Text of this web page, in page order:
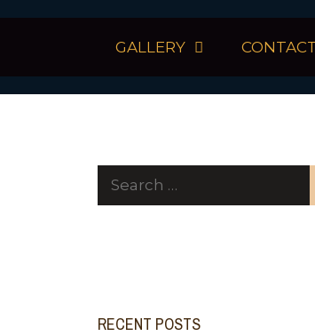
GALLERY
Search
RECENT POSTS